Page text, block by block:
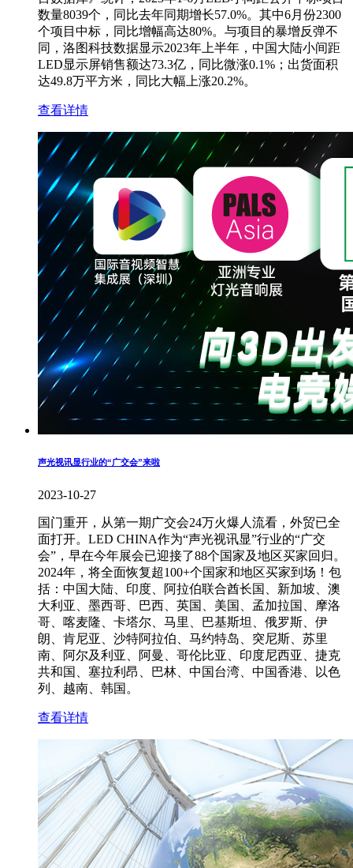
数量8039个，同比去年同期增长57.0%。其中6月份2300
个项目中标，同比增幅高达80%。与项目的暴增反弹不
同，洛图科技数据显示2023年上半年，中国大陆小间距
LED显示屏销售额达73.3亿，同比微涨0.1%；出货面积
达49.8万平方米，同比大幅上涨20.2%。
查看详情
声光视讯显行业的“广交会”来啦
2023-10-27
国门重开，从第一期广交会24万火爆人流看，外贸已全
面打开。LED CHINA作为“声光视讯显”行业的“广交
会”，早在今年展会已迎接了88个国家及地区买家回归。
2024年，将全面恢复超100+个国家和地区买家到场！包
括：中国大陆、印度、阿拉伯联合酋长国、新加坡、澳
大利亚、墨西哥、巴西、英国、美国、孟加拉国、摩洛
哥、喀麦隆、卡塔尔、马里、巴基斯坦、俄罗斯、伊
朗、肯尼亚、沙特阿拉伯、马约特岛、突尼斯、苏里
南、阿尔及利亚、阿曼、哥伦比亚、印度尼西亚、捷克
共和国、塞拉利昂、巴林、中国台湾、中国香港、以色
列、越南、韩国。
查看详情